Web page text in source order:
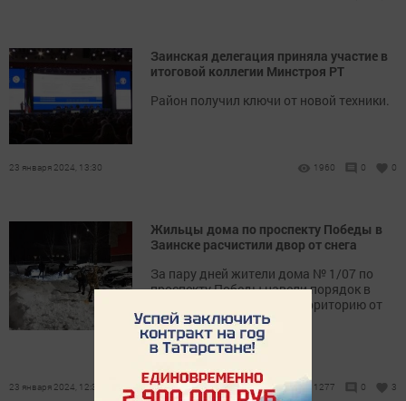
Заинская делегация приняла участие в
итоговой коллегии Минстроя РТ
Район получил ключи от новой техники.
23 января 2024, 13:30 1960 0 0
Жильцы дома по проспекту Победы в
Заинске расчистили двор от снега
За пару дней жители дома № 1/07 по
проспекту Победы навели порядок в
своем дворе расчистив территорию от
снега.
23 января 2024, 12:30 1277 0 3